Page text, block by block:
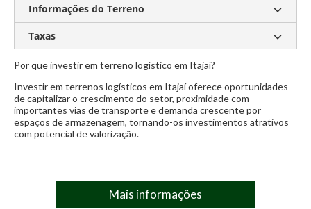
Informações do Terreno
Casa de alvenaria
Taxas
Condomínio:Sob consulta
IPTU:Sob consulta
Por que investir em terreno logístico em Itajaí?
Investir em terrenos logísticos em Itajaí oferece oportunidades
de capitalizar o crescimento do setor, proximidade com
importantes vias de transporte e demanda crescente por
espaços de armazenagem, tornando-os investimentos atrativos
com potencial de valorização.
Mais informações